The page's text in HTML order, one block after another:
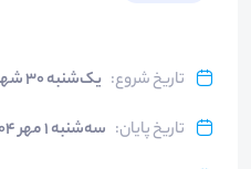
تاریخ شروع: یک‌شنبه ۳۰ شهریور ۱۴۰۴ ، ساعت ۱۱:۳۰
تاریخ پایان: سه‌شنبه ۱ مهر ۱۴۰۴ ، ساعت ۱۵:۳۰